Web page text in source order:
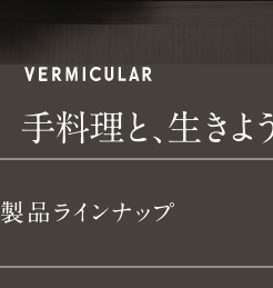
手
手料理 と 、 生 きよ
製品ラインナップ